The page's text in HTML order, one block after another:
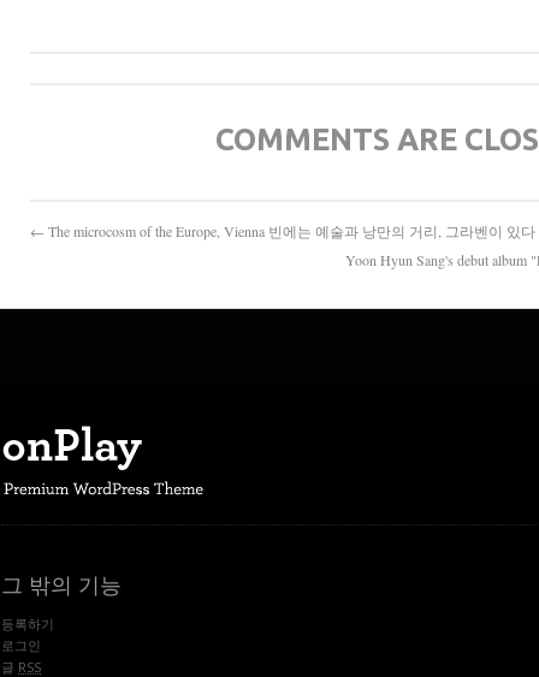
COMMENTS ARE
← The microcosm of the Europe, Vienna 빈에는 예술과 낭만의 거리, 그라벤이 있다
Yoon Hyun Sang's debut
그 밖의 기능
등록하기
로그인
글 RSS